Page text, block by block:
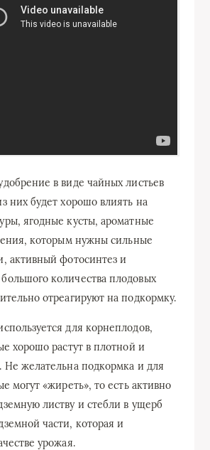
в виде чайных листьев
них будет хорошо влиять на
ягодные кусты, ароматные
которым нужны сильные
активный фотосинтез и
количества плодовых
отреагируют на подкормку.
для корнеплодов,
хорошо растут в плотной и
Не желательна подкормка и для
могут «жиреть», то есть активно
листву и стебли в ущерб
части, которая и
урожая.